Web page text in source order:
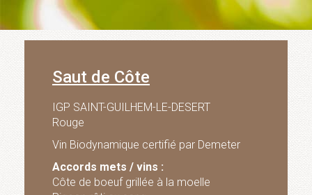
Saut de Côte
IGP SAINT-GUILHEM-LE-DESERT
Rouge
Vin Biodynamique certifié par Demeter
Accords mets / vins :
Côte de boeuf grillée à la moelle